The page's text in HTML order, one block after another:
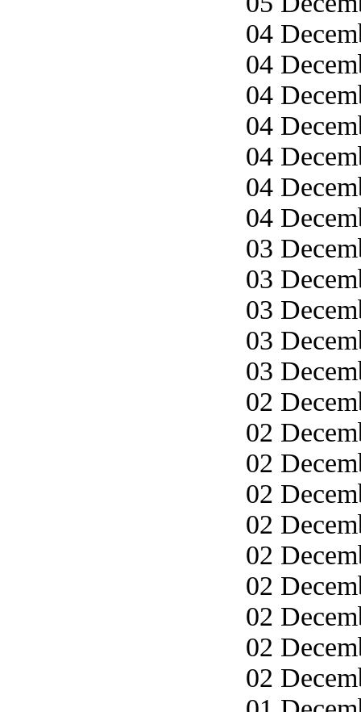
04
04
04
04
04
04
04
03
03
03
03
03
02
02
02
02
02
02
02
02
02
02